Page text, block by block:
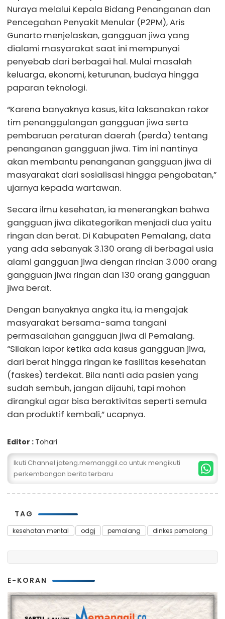
Nuraya melalui Kepala Bidang Penanganan dan
Pencegahan Penyakit Menular (P2PM), Aris
Gunarto menjelaskan, gangguan jiwa yang
dialami masyarakat saat ini mempunyai
penyebab dari berbagai hal. Mulai masalah
keluarga, ekonomi, keturunan, budaya hingga
paparan teknologi.
“Karena banyaknya kasus, kita laksanakan rakor
tim penanggulangan gangguan jiwa serta
pembaruan peraturan daerah (perda) tentang
penanganan gangguan jiwa. Tim ini nantinya
akan membantu penanganan gangguan jiwa di
masyarakat dari sosialisasi hingga pengobatan,”
ujarnya kepada wartawan.
Secara ilmu kesehatan, ia menerangkan bahwa
gangguan jiwa dikategorikan menjadi dua yaitu
ringan dan berat. Di Kabupaten Pemalang, data
yang ada sebanyak 3.130 orang di berbagai usia
alami gangguan jiwa dengan rincian 3.000 orang
gangguan jiwa ringan dan 130 orang gangguan
jiwa berat.
Dengan banyaknya angka itu, ia mengajak
masyarakat bersama-sama tangani
permasalahan gangguan jiwa di Pemalang.
“Silakan lapor ketika ada kasus gangguan jiwa,
dari berat hingga ringan ke fasilitas kesehatan
(faskes) terdekat. Bila nanti ada pasien yang
sudah sembuh, jangan dijauhi, tapi mohon
dirangkul agar bisa beraktivitas seperti semula
dan produktif kembali,” ucapnya.
Editor : Tohari
Ikuti Channel jateng.memanggil.co untuk mengikuti
perkembangan berita terbaru
TAG
kesehatan mental odgj pemalang dinkes pemalang
E-KORAN